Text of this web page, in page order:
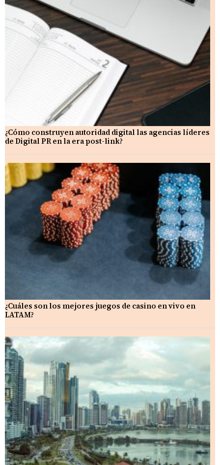
¿Cómo construyen autoridad digital las agencias líderes
de Digital PR en la era post-link?
¿Cuáles son los mejores juegos de casino en vivo en
LATAM?